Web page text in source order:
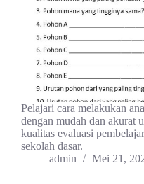
Pelajari cara melakukan
dengan mudah dan akurat
kualitas evaluasi
sekolah dasar.
admin
Mei 21,